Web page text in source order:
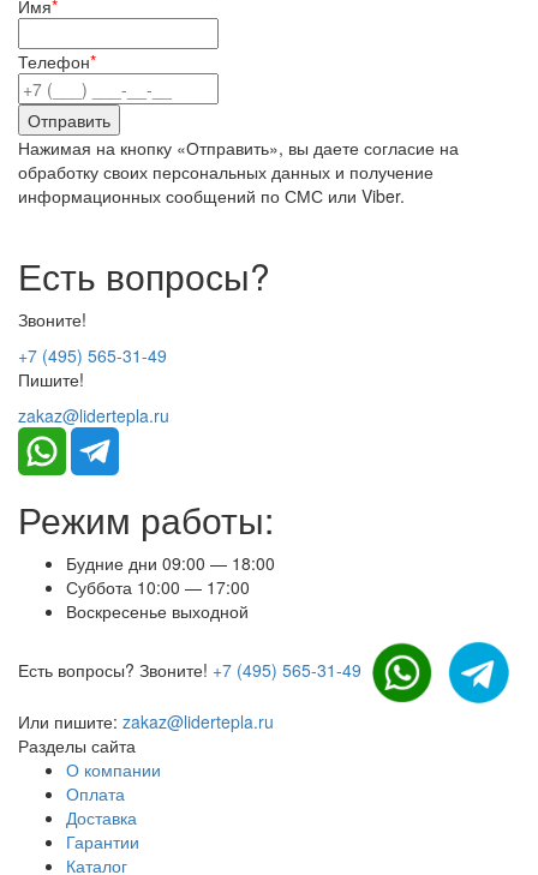
Имя*
Телефон*
Нажимая на кнопку «Отправить», вы даете согласие на
обработку своих персональных данных и получение
информационных сообщений по СМС или Viber.
Есть вопросы?
Звоните!
+7 (495) 565-31-49
Пишите!
zakaz@lidertepla.ru
Режим работы:
Будние дни 09:00 — 18:00
Суббота 10:00 — 17:00
Воскресенье выходной
Есть вопросы? Звоните! +7 (495) 565-31-49
Или пишите: zakaz@lidertepla.ru
Разделы сайта
О компании
Оплата
Доставка
Гарантии
Каталог